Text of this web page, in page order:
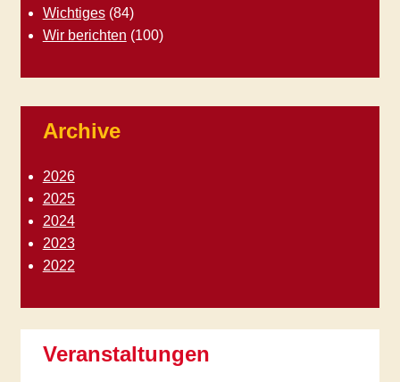
Wichtiges(84)
Wir berichten (100)
Archive
2026
2025
2024
2023
2022
Veranstaltungen